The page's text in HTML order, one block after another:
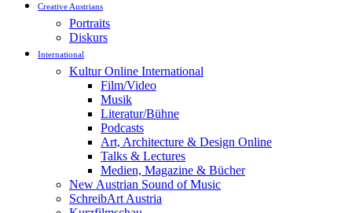
Creative Austrians
Portraits
Diskurs
International
Kultur Online International
Film/Video
Musik
Literatur/Bühne
Podcasts
Art, Architecture & Design Online
Talks & Lectures
Medien, Magazine & Bücher
New Austrian Sound of Music
SchreibArt Austria